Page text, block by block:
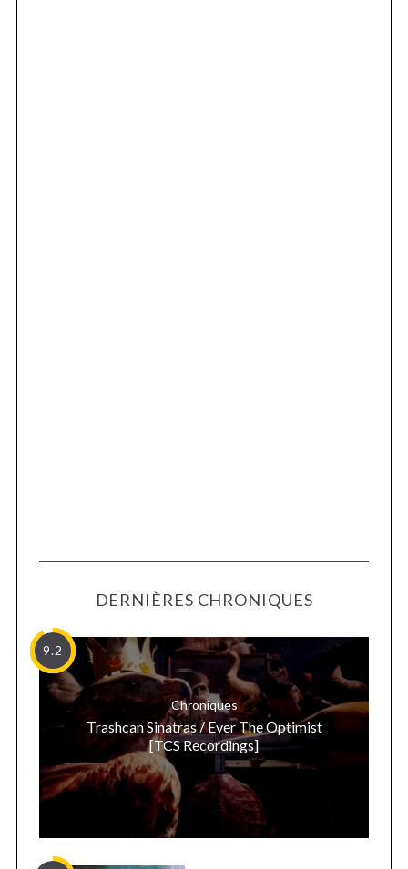
DERNIÈRES CHRONIQUES
9.2
Chroniques
Trashcan Sinatras / Ever The Optimist
[TCS Recordings]